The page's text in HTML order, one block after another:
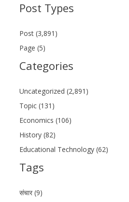
Post Types
Post (3,891)
Page (5)
Categories
Uncategorized (2,891)
Topic (131)
Economics (106)
History (82)
Educational Technology (62)
Tags
संचार (9)